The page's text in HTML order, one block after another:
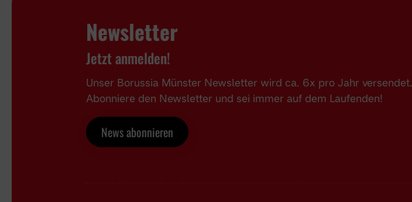
Newsletter
Jetzt anmelden!
Unser Borussia Münster Newsletter wird ca. 6x pro Jahr versendet.
Abonniere den Newsletter und sei immer auf dem Laufenden!
News abonnieren